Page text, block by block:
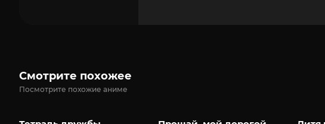
Смотрите похожее
Посмотрите похожие аниме